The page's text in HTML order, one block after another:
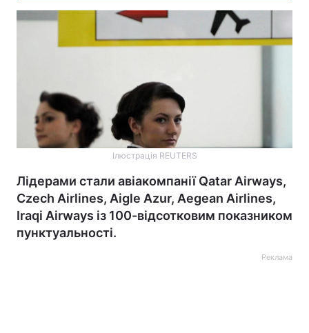
Ілюстрація REUTERS
Лідерами стали авіакомпанії Qatar Airways,
Czech Airlines, Aigle Azur, Aegean Airlines,
Iraqi Airways із 100-відсотковим показником
пунктуальності.
Реклама